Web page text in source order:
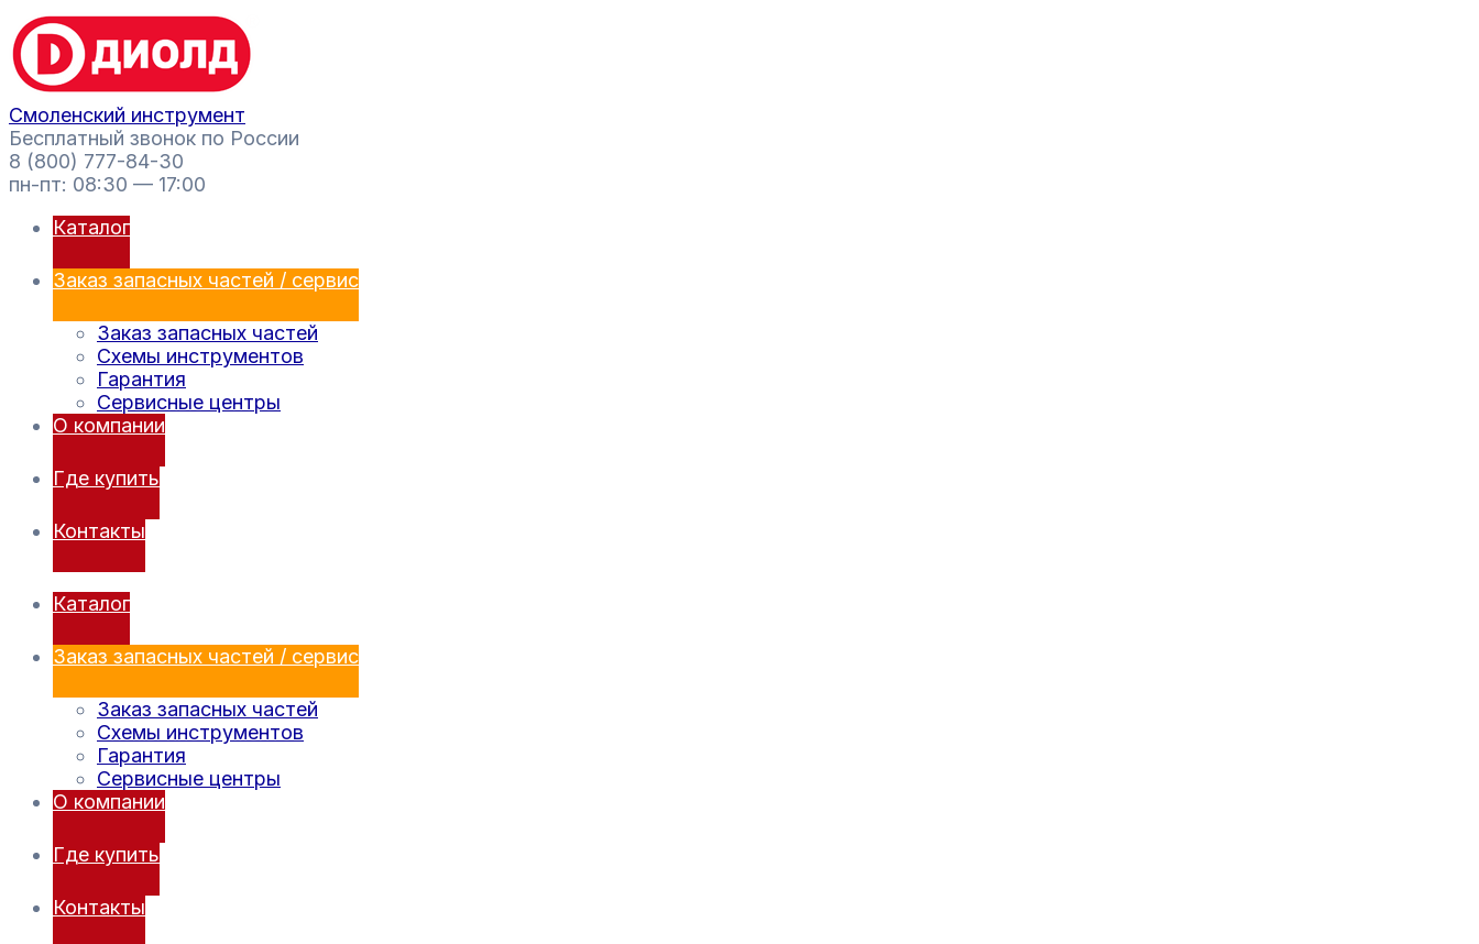
Перейти
к
содержимому
Смоленский инструмент
Бесплатный звонок по России
8 (800) 777-84-30
пн-пт: 08:30 — 17:00
Каталог
Заказ запасных частей / сервис
Заказ запасных частей
Схемы инструментов
Гарантия
Сервисные центры
О компании
Где купить
Контакты
Каталог
Заказ запасных частей / сервис
Заказ запасных частей
Схемы инструментов
Гарантия
Сервисные центры
О компании
Где купить
Контакты
Поиск
товаров